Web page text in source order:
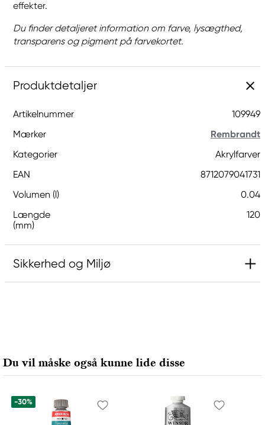
effekter.
Du finder detaljeret information om farve, lysægthed,
transparens og pigment på farvekortet.
Produktdetaljer
Artikelnummer
109949
Mærker
Rembrandt
Kategorier
Akrylfarver
EAN
8712079041731
Volumen (l)
0.04
Længde
(mm)
120
Sikkerhed og Miljø
7311 PD Apeldoorn, Netherlands
info@royaltalens.com
Du vil måske også kunne lide disse
-30%